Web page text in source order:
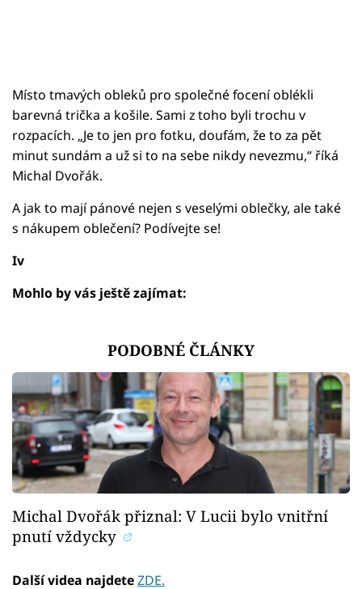
Místo tmavých obleků pro společné focení oblékli
barevná trička a košile. Sami z toho byli trochu v
rozpacích. „Je to jen pro fotku, doufám, že to za pět
minut sundám a už si to na sebe nikdy nevezmu,“ říká
Michal Dvořák.
A jak to mají pánové nejen s veselými oblečky, ale také
s nákupem oblečení? Podívejte se!
Iv
Mohlo by vás ještě zajímat:
PODOBNÉ ČLÁNKY
Michal Dvořák přiznal: V Lucii bylo vnitřní
pnutí vždycky
Další videa najdeteZDE.